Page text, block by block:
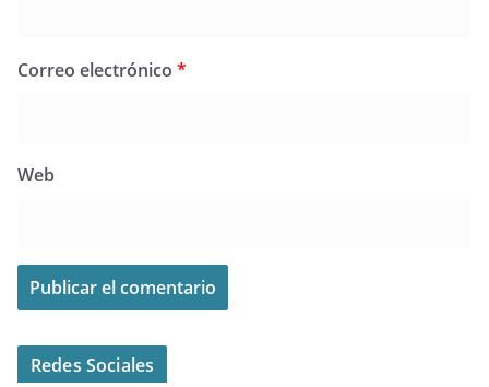
Correo electrónico *
Web
Redes Sociales